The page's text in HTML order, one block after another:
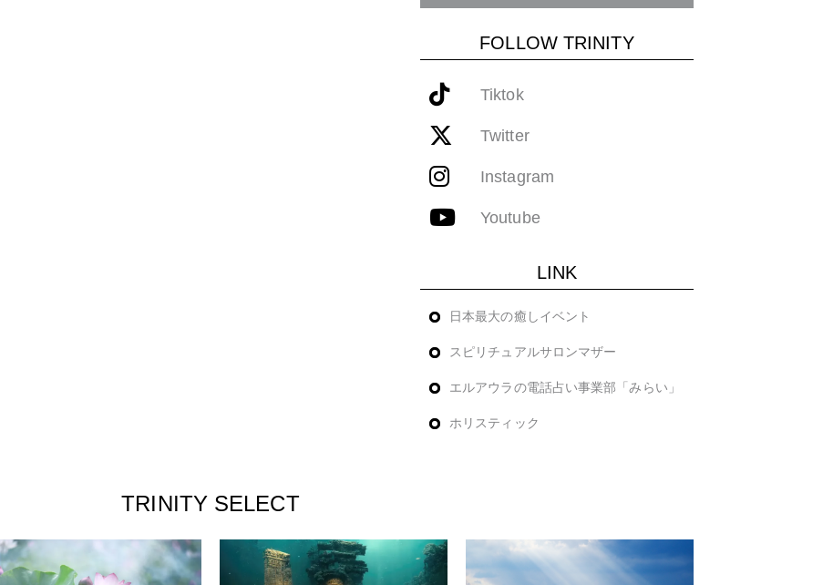
FOLLOW TRINITY
Tiktok
Twitter
Instagram
Youtube
LINK
日本最大の癒しイベント
スピリチュアルサロンマザー
エルアウラの電話占い事業部「みらい」
ホリスティック
TRINITY SELECT